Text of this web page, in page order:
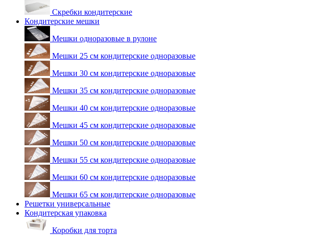
Скребки кондитерские
Кондитерские мешки
Мешки одноразовые в рулоне
Мешки 25 см кондитерские одноразовые
Мешки 30 см кондитерские одноразовые
Мешки 35 см кондитерские одноразовые
Мешки 40 см кондитерские одноразовые
Мешки 45 см кондитерские одноразовые
Мешки 50 см кондитерские одноразовые
Мешки 55 см кондитерские одноразовые
Мешки 60 см кондитерские одноразовые
Мешки 65 см кондитерские одноразовые
Решетки универсальные
Кондитерская упаковка
Коробки для торта